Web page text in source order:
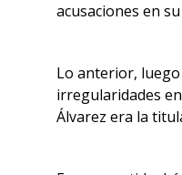
acusaciones en
Lo anterior,
irregularidades
Álvarez era la